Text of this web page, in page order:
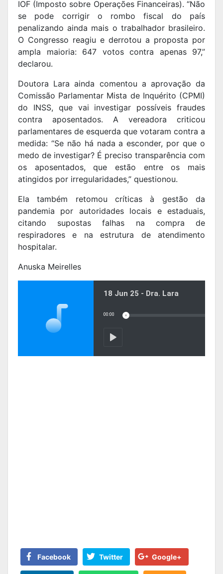
IOF (Imposto sobre Operações Financeiras). “Não
se pode corrigir o rombo fiscal do país
penalizando ainda mais o trabalhador brasileiro.
O Congresso reagiu e derrotou a proposta por
ampla maioria: 647 votos contra apenas 97,”
declarou.
Doutora Lara ainda comentou a aprovação da
Comissão Parlamentar Mista de Inquérito (CPMI)
do INSS, que vai investigar possíveis fraudes
contra aposentados. A vereadora criticou
parlamentares de esquerda que votaram contra a
medida: “Se não há nada a esconder, por que o
medo de investigar? É preciso transparência com
os aposentados, que estão entre os mais
atingidos por irregularidades,” questionou.
Ela também retomou críticas à gestão da
pandemia por autoridades locais e estaduais,
citando supostas falhas na compra de
respiradores e na estrutura de atendimento
hospitalar.
Anuska Meirelles
Facebook Twitter Google+